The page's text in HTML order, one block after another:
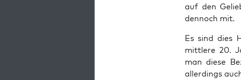
auf den
den­noch mit.
Es sind dies
mitt­le­re 20.
man die­se
aller­dings